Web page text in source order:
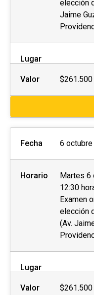
elección
Jaime
Lugar
Valor $261.500
Fecha 6
Horario
Martes 6
12:30
Examen
elección
(Av.
Lugar
Valor $261.500